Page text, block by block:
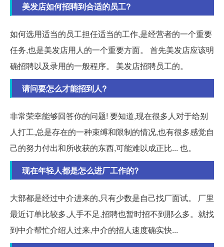
美发店如何招聘到合适的员工?
如何选用适当的员工担任适当的工作,是经营者的一个重要
任务,也是美发店用人的一个重要方面。 首先美发店应该明
确招聘以及录用的一般程序。 美发店招聘员工的。
请问要怎么才能招到人?
非常荣幸能够回答你的问题! 要知道,现在很多人对于给别
人打工,总是存在的一种束缚和限制的情况,也有很多感觉自
己的努力付出和所收获的东西,可能难以成正比... 也。
现在年轻人都是怎么进厂工作的?
大部都是经过中介进来的,只有少数是自己找厂面试。 厂里
最近订单比较多,人手不足,招聘也暂时招不到那么多。就找
到中介帮忙介绍人过来,中介的招人速度确实快...